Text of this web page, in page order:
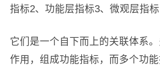
指标2、功能层指标3、微观层指标
它们是一个自下而上的关联体系
作用，组成功能指标，而多个功